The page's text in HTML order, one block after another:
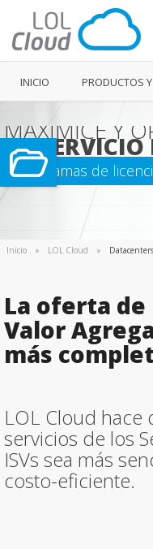
INICIO PRODUCTOS
MAXIMICE Y
SU SERVICIO
Programas de
Inicio » LOL Cloud » Datacenters
La oferta de
Valor
más
LOL Cloud hace
servicios de los
ISVs sea más
costo-eficiente.